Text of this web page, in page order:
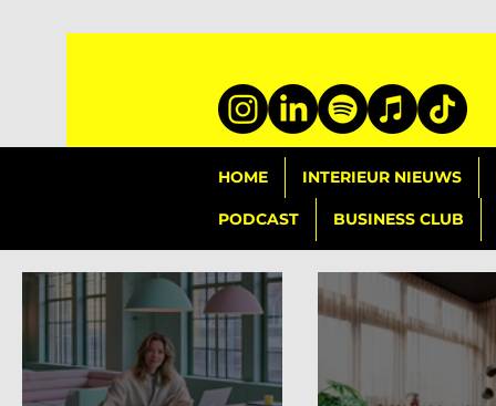
HOME INTERIEUR NIEUWS
PODCAST BUSINESS CLUB